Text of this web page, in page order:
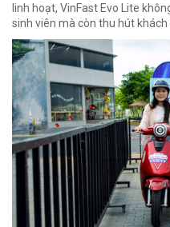
linh hoạt, VinFast Evo Lite
sinh viên mà còn thu hút khách